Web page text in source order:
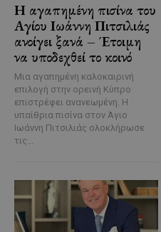
Η αγαπημένη πισίνα του
Αγίου Ιωάννη Πιτσιλιάς
ανοίγει ξανά – Έτοιμη
να υποδεχθεί το κοινό
Μια αγαπημένη καλοκαιρινή
επιλογή στην ορεινή Κύπρο
επιστρέφει ανανεωμένη. Η
υπαίθρια πισίνα στον Άγιο
Ιωάννη Πιτσιλιάς ολοκλήρωσε
τις...